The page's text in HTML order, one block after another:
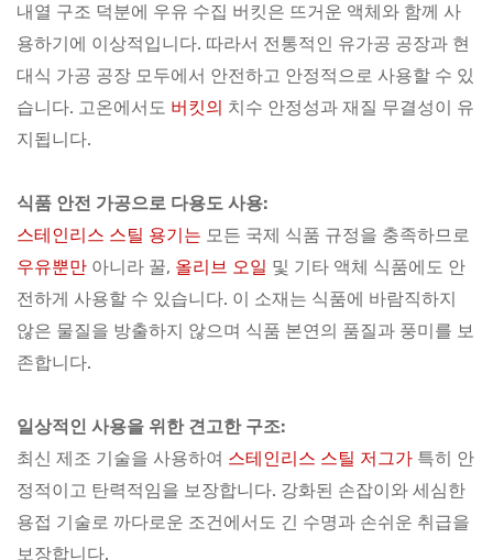
내열 구조 덕분에 우유 수집 버킷은 뜨거운 액체와 함께 사
용하기에 이상적입니다. 따라서 전통적인 유가공 공장과 현
대식 가공 공장 모두에서 안전하고 안정적으로 사용할 수 있
습니다. 고온에서도 버킷의 치수 안정성과 재질 무결성이 유
지됩니다.
식품 안전 가공으로 다용도 사용:
스테인리스 스틸 용기는 모든 국제 식품 규정을 충족하므로
우유뿐만 아니라 꿀, 올리브 오일 및 기타 액체 식품에도 안
전하게 사용할 수 있습니다. 이 소재는 식품에 바람직하지
않은 물질을 방출하지 않으며 식품 본연의 품질과 풍미를 보
존합니다.
일상적인 사용을 위한 견고한 구조:
최신 제조 기술을 사용하여 스테인리스 스틸 저그가 특히 안
정적이고 탄력적임을 보장합니다. 강화된 손잡이와 세심한
용접 기술로 까다로운 조건에서도 긴 수명과 손쉬운 취급을
보장합니다.